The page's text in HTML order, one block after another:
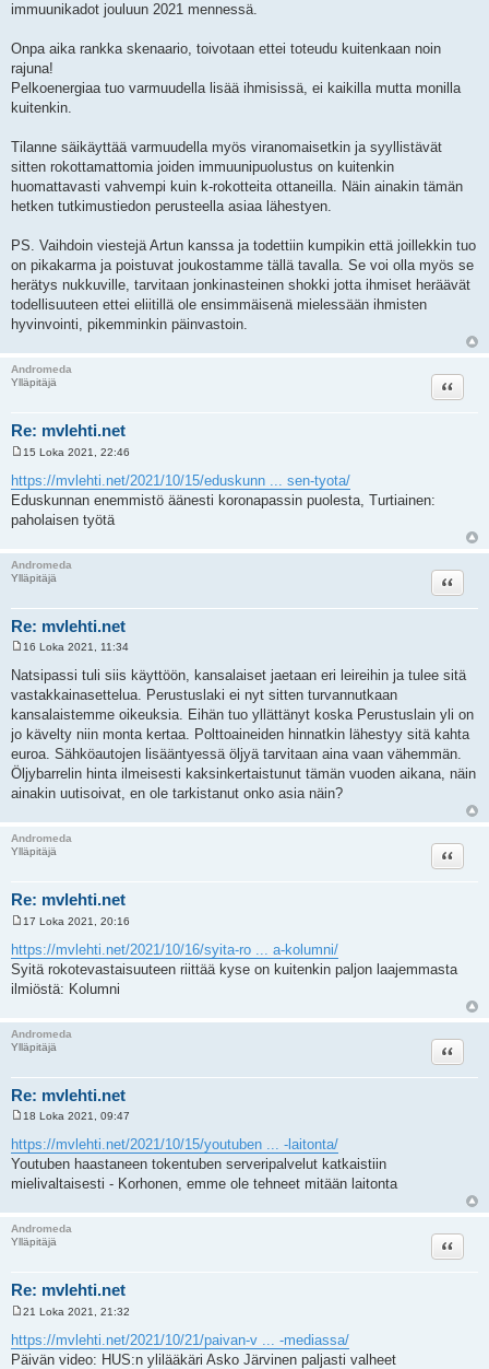
immuunikadot jouluun 2021 mennessä.
Onpa aika rankka skenaario, toivotaan ettei toteudu kuitenkaan noin
rajuna!
Pelkoenergiaa tuo varmuudella lisää ihmisissä, ei kaikilla mutta monilla
kuitenkin.
Tilanne säikäyttää varmuudella myös viranomaisetkin ja syyllistävät
sitten rokottamattomia joiden immuunipuolustus on kuitenkin
huomattavasti vahvempi kuin k-rokotteita ottaneilla. Näin ainakin tämän
hetken tutkimustiedon perusteella asiaa lähestyen.
PS. Vaihdoin viestejä Artun kanssa ja todettiin kumpikin että joillekkin tuo
on pikakarma ja poistuvat joukostamme tällä tavalla. Se voi olla myös se
herätys nukkuville, tarvitaan jonkinasteinen shokki jotta ihmiset heräävät
todellisuuteen ettei eliitillä ole ensimmäisenä mielessään ihmisten
hyvinvointi, pikemminkin päinvastoin.
Andromeda
Ylläpitäjä
Re: mvlehti.net
Lainaa
i
e
s
i
15 Loka 2021, 22:46
https://mvlehti.net/2021/10/15/eduskunn ... sen-tyota/
Eduskunnan enemmistö äänesti koronapassin puolesta, Turtiainen:
paholaisen työtä
Andromeda
Ylläpitäjä
Re: mvlehti.net
Lainaa
e
s
i
16 Loka 2021, 11:34
Natsipassi tuli siis käyttöön, kansalaiset jaetaan eri leireihin ja tulee sitä
vastakkainasettelua. Perustuslaki ei nyt sitten turvannutkaan
kansalaistemme oikeuksia. Eihän tuo yllättänyt koska Perustuslain yli on
jo kävelty niin monta kertaa. Polttoaineiden hinnatkin lähestyy sitä kahta
euroa. Sähköautojen lisääntyessä öljyä tarvitaan aina vaan vähemmän.
Öljybarrelin hinta ilmeisesti kaksinkertaistunut tämän vuoden aikana, näin
ainakin uutisoivat, en ole tarkistanut onko asia näin?
Andromeda
Ylläpitäjä
Re: mvlehti.net
Lainaa
i
e
s
i
17 Loka 2021, 20:16
https://mvlehti.net/2021/10/16/syita-ro ... a-kolumni/
Syitä rokotevastaisuuteen riittää kyse on kuitenkin paljon laajemmasta
ilmiöstä: Kolumni
Andromeda
Ylläpitäjä
Re: mvlehti.net
Lainaa
i
e
s
t
i
18 Loka 2021, 09:47
https://mvlehti.net/2021/10/15/youtuben ... -laitonta/
Youtuben haastaneen tokentuben serveripalvelut katkaistiin
mielivaltaisesti - Korhonen, emme ole tehneet mitään laitonta
Andromeda
Ylläpitäjä
Re: mvlehti.net
Lainaa
i
e
s
21 Loka 2021, 21:32
https://mvlehti.net/2021/10/21/paivan-v ... -mediassa/
Päivän video: HUS:n ylilääkäri Asko Järvinen paljasti valheet